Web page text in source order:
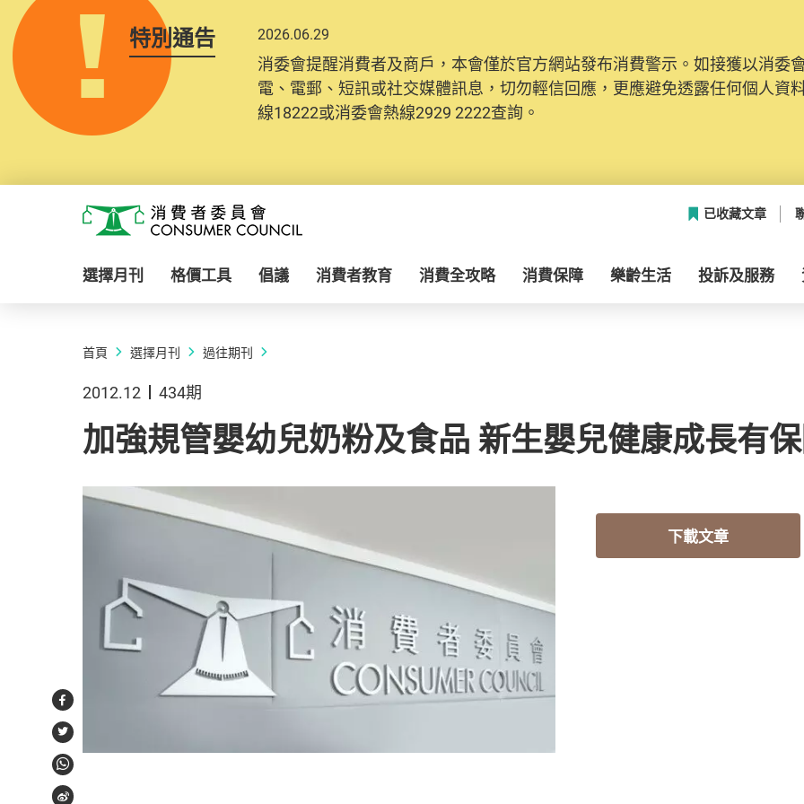
特別通告 2026.06.29
消委會提醒消費者及商戶，本會僅於官方網站發布消費警示。如接獲以消委
電、電郵、短訊或社交媒體訊息，切勿輕信回應，更應避免透露任何個人資
線18222或消委會熱線2929 2222查詢。
消費者委員會
已收藏文章
選擇月刊 格價工具 倡議 消費者教育 消費全攻略 消費保障 樂齡生活 投訴及服務
首頁 選擇月刊 過往期刊
2012.12 434期
加強規管嬰幼兒奶粉及食品 新生嬰兒健康成長有
下載文章
Facebook
Twitter
WhatsApp